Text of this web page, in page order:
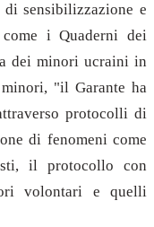
sensibilizzazione e
i Quaderni dei
dei minori ucraini in
"il Garante ha
protocolli di
di fenomeni come
il protocollo con
volontari e quelli